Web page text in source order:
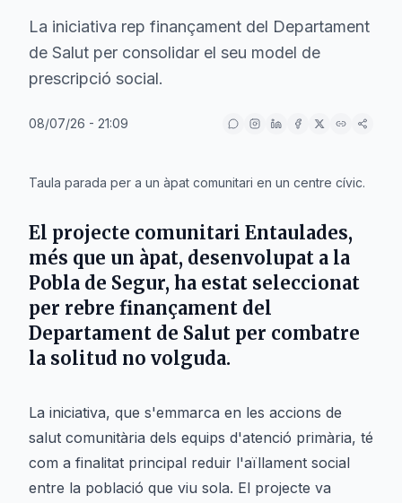
La iniciativa rep finançament del Departament
de Salut per consolidar el seu model de
prescripció social.
08/07/26 - 21:09
Taula parada per a un àpat comunitari en un centre cívic.
El projecte comunitari Entaulades,
més que un àpat, desenvolupat a la
Pobla de Segur, ha estat seleccionat
per rebre finançament del
Departament de Salut per combatre
la solitud no volguda.
La iniciativa, que s'emmarca en les accions de
salut comunitària dels equips d'atenció primària, té
com a finalitat principal reduir l'aïllament social
entre la població que viu sola. El projecte va